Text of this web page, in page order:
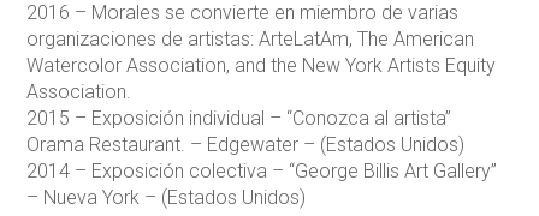
2016 – Morales se convierte en miembro de varias
organizaciones de artistas: ArteLatAm, The American
Watercolor Association, and the New York Artists Equity
Association.
2015 – Exposición individual – “Conozca al artista”
Orama Restaurant. – Edgewater – (Estados Unidos)
2014 – Exposición colectiva – “George Billis Art Gallery”
– Nueva York – (Estados Unidos)